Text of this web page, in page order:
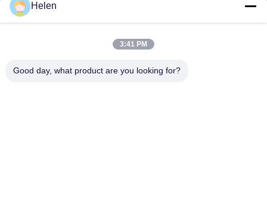
sales@perfectlaser.net
Helen
3:41 PM
Good day, what product are you looking for?